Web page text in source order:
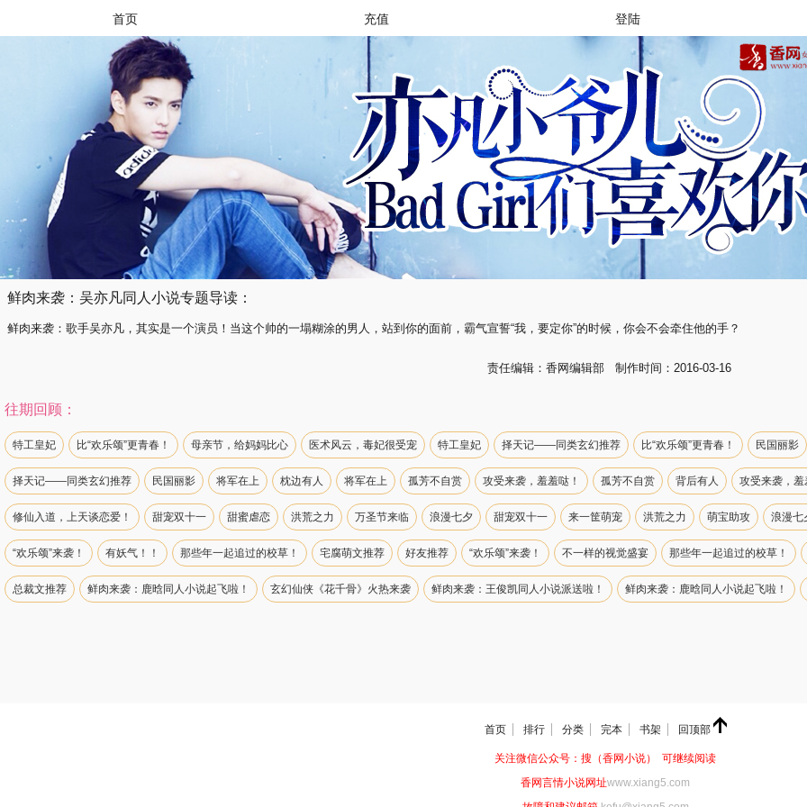
首页 充值 登陆
鲜肉来袭：吴亦凡同人小说专题导读：
鲜肉来袭：歌手吴亦凡，其实是一个演员！当这个帅的一塌糊涂的男人，站到你的面前，霸气宣誓“我，要定你”的时候，你会不会牵住他的手？
责任编辑：香网编辑部 制作时间：2016-03-16
往期回顾：
特工皇妃 比“欢乐颂”更青春！ 母亲节，给妈妈比心 医术风云，毒妃很受宠 特工皇妃 择天记——同类玄幻推荐 比“欢乐颂”更青春！ 民国丽影
择天记——同类玄幻推荐 民国丽影 将军在上 枕边有人 将军在上 孤芳不自赏 攻受来袭，羞羞哒！ 孤芳不自赏 背后有人 攻受来袭，羞
修仙入道，上天谈恋爱！ 甜宠双十一 甜蜜虐恋 洪荒之力 万圣节来临 浪漫七夕 甜宠双十一 来一筐萌宠 洪荒之力 萌宝助攻 浪漫七
“欢乐颂”来袭！ 有妖气！！ 那些年一起追过的校草！ 宅腐萌文推荐 好友推荐 “欢乐颂”来袭！ 不一样的视觉盛宴 那些年一起追过的校草！
总裁文推荐 鲜肉来袭：鹿晗同人小说起飞啦！ 玄幻仙侠《花千骨》火热来袭 鲜肉来袭：王俊凯同人小说派送啦！ 鲜肉来袭：鹿晗同人小说起飞啦！
首页 排行 分类 完本 书架 回顶部
关注微信公众号：搜（香网小说） 可继续阅读
香网言情小说网址www.xiang5.com